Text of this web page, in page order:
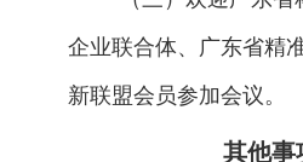
企业联合体、广东省精
新联盟会员参加会议。
其他事